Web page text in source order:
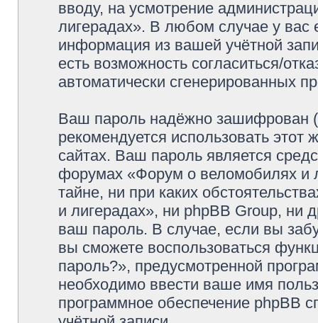
вводу, на усмотрение
лигерадах». В любом случае у вас
информация из вашей учётной
есть возможность согласиться/
автоматически сгенерированных
Ваш пароль надёжно зашифрован
рекомендуется использовать этот
сайтах. Ваш пароль является
форумах «Форум о веломобилях и
тайне, ни при каких
и лигерадах», ни phpBB Group, ни
ваш пароль. В случае, если вы
вы сможете воспользоваться
пароль?», предусмотренной
необходимо ввести ваше имя
программное обеспечение phpBB